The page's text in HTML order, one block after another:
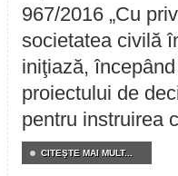
967/2016 „Cu
societatea civilă
iniţiază,
proiectului de
pentru instruirea
CITEŞTE MAI MULT...